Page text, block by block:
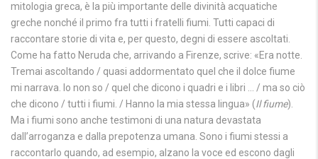
mitologia greca, è la più importante delle divinità acquatiche
greche nonché il primo fra tutti i fratelli fiumi. Tutti capaci di
raccontare storie di vita e, per questo, degni di essere ascoltati.
Come ha fatto Neruda che, arrivando a Firenze, scrive: «Era notte.
Tremai ascoltando / quasi addormentato quel che il dolce fiume
mi narrava. Io non so / quel che dicono i quadri e i libri … / ma so ciò
che dicono / tutti i fiumi. / Hanno la mia stessa lingua» (Il fiume).
Ma i fiumi sono anche testimoni di una natura devastata
dall’arroganza e dalla prepotenza umana. Sono i fiumi stessi a
raccontarlo quando, ad esempio, alzano la voce ed escono dagli